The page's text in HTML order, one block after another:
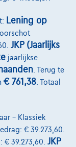
Lening op
JKP (Jaarlijks
jaarlijkse
. Terug te
€ 761,38 . Totaal
– Klassiek
€ 39.273,60.
39.273,60. JKP